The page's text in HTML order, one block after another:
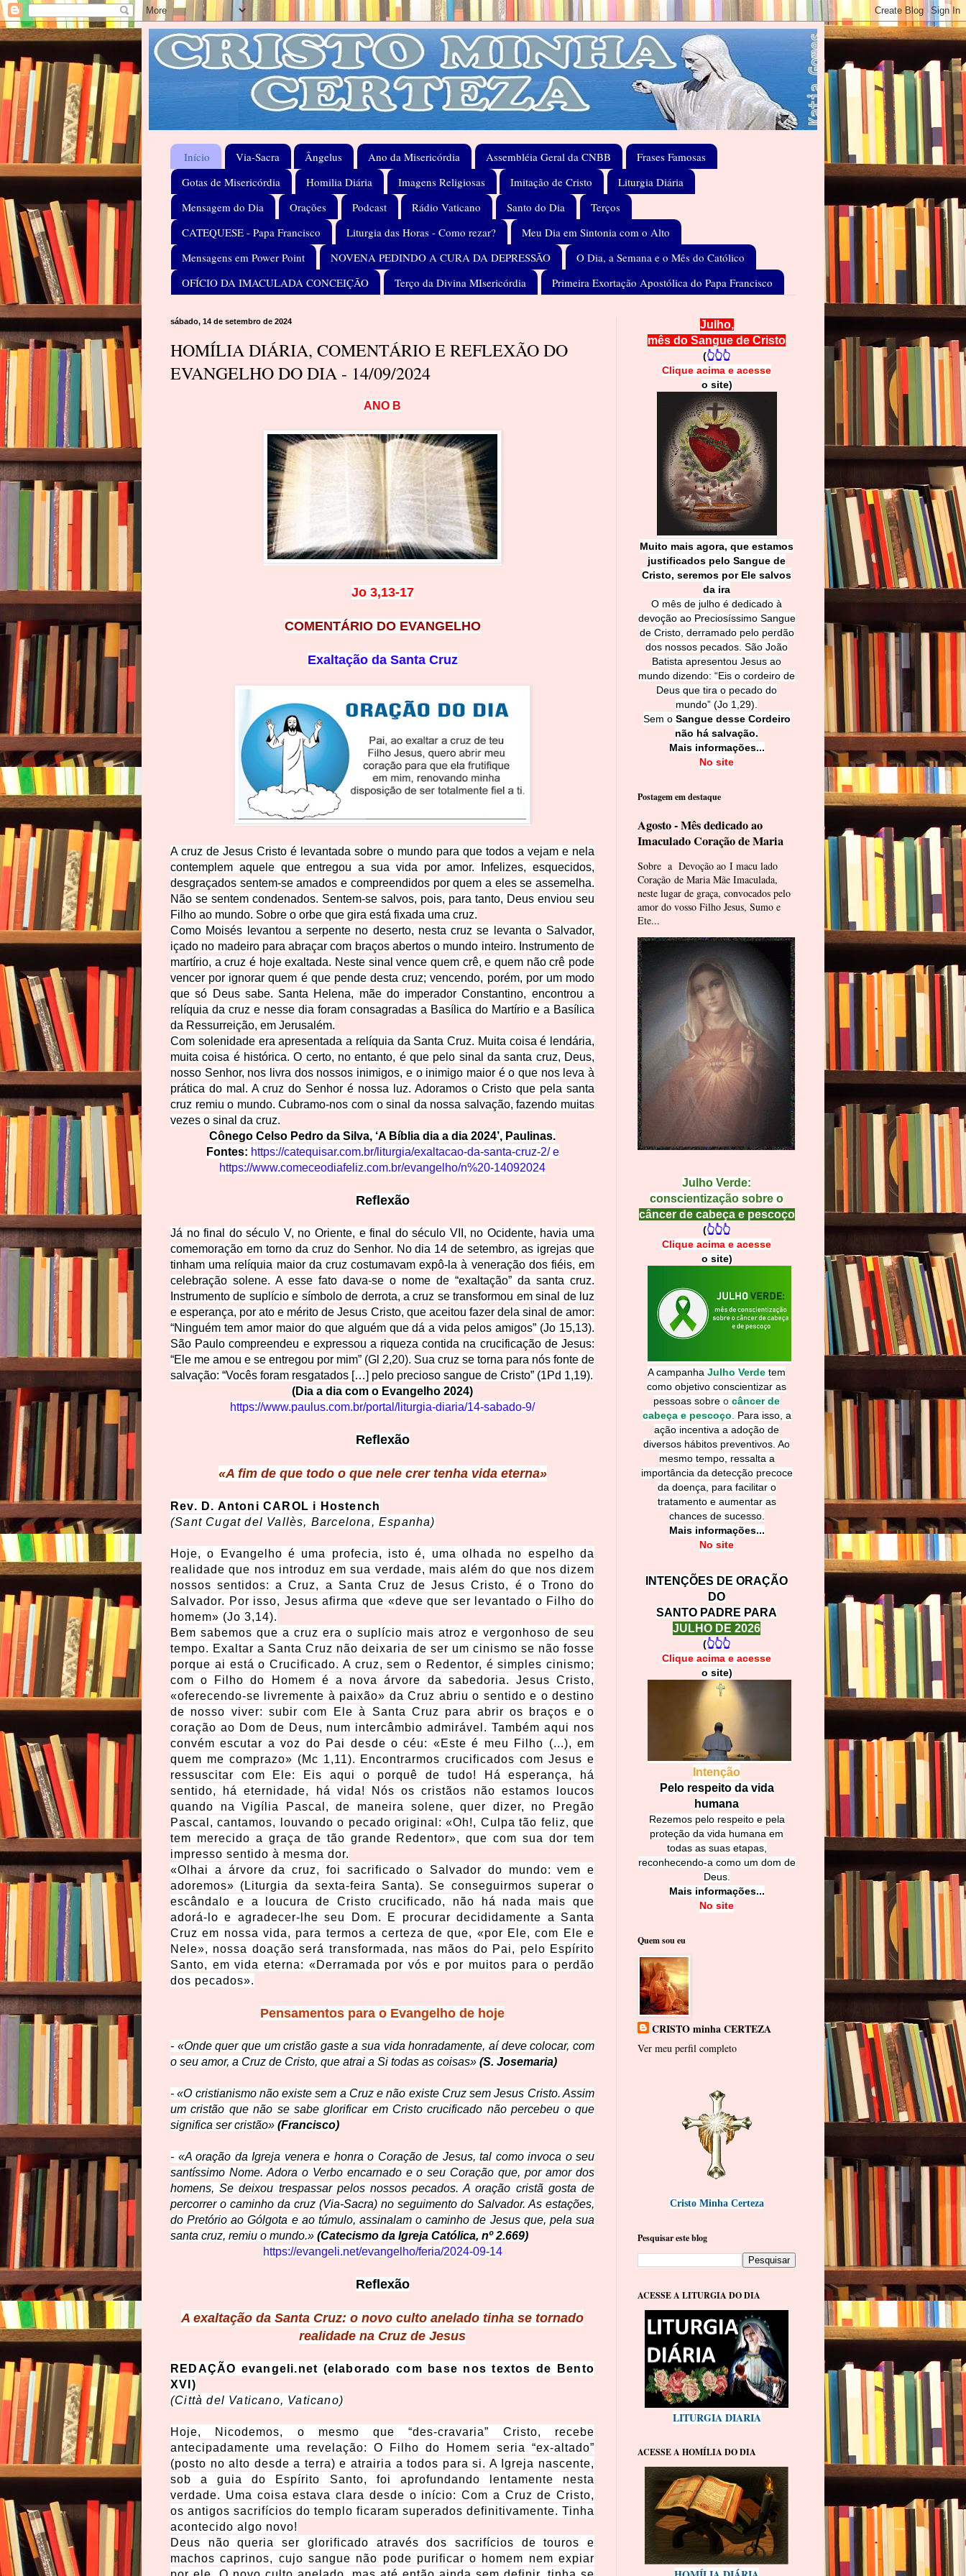
Início Via-Sacra Ângelus Ano da Misericórdia Assembléia Geral da CNBB
Frases Famosas
Gotas de Misericórdia
Homilia Diária Imagens Religiosas Imitação de Cristo
Liturgia Diária
Mensagem do Dia
Orações Podcast Rádio Vaticano Santo do Dia
Terços
CATEQUESE - Papa Francisco
Liturgia das Horas - Como rezar?
Meu Dia em Sintonia com o Alto
Mensagens em Power Point
NOVENA PEDINDO A CURA DA DEPRESSÃO
O Dia, a Semana e o Mês do Católico
OFÍCIO DA IMACULADA CONCEIÇÃO
Terço da Divina MIsericórdia Primeira Exortação Apostólica do Papa Francisco
sábado, 14 de setembro de 2024
HOMÍLIA DIÁRIA, COMENTÁRIO E REFLEXÃO DO
EVANGELHO DO DIA - 14/09/2024
A NO B
Jo 3,13-17
COMENTÁRIO DO EVANGELHO
Exaltação da Santa Cruz
A cruz de Jesus Cristo é levantada sobre o mundo para que todos a vejam e nela
contemplem aquele que entregou a sua vida por amor. Infelizes, esquecidos,
desgraçados sentem-se amados e compreendidos por quem a eles se assemelha.
Não se sentem condenados. Sentem-se salvos, pois, para tanto, Deus enviou seu
Filho ao mundo. Sobre o orbe que gira está fixada uma cruz.
Como Moisés levantou a serpente no deserto, nesta cruz se levanta o Salvador,
içado no madeiro para abraçar com braços abertos o mundo inteiro. Instrumento de
martírio, a cruz é hoje exaltada. Neste sinal vence quem crê, e quem não crê pode
vencer por ignorar quem é que pende desta cruz; vencendo, porém, por um modo
que só Deus sabe. Santa Helena, mãe do imperador Constantino, encontrou a
relíquia da cruz e nesse dia foram consagradas a Basílica do Martírio e a Basílica
da Ressurreição, em Jerusalém.
Com solenidade era apresentada a relíquia da Santa Cruz. Muita coisa é lendária,
muita coisa é histórica. O certo, no entanto, é que pelo sinal da santa cruz, Deus,
nosso Senhor, nos livra dos nossos inimigos, e o inimigo maior é o que nos leva à
prática do mal. A cruz do Senhor é nossa luz. Adoramos o Cristo que pela santa
cruz remiu o mundo. Cubramo-nos com o sinal da nossa salvação, fazendo muitas
vezes o sinal da cruz.
Cônego Celso Pedro da Silva, ‘A Bíblia dia a dia 2024’, Paulinas.
Fontes: https://catequisar.com.br/liturgia/exaltacao-da-santa-cruz-2/e
https://www.comeceodiafeliz.com.br/evangelho/n%20-14092024
Reflexão
Já no final do século V, no Oriente, e final do século VII, no Ocidente, havia uma
comemoração em torno da cruz do Senhor. No dia 14 de setembro, as igrejas que
tinham uma relíquia maior da cruz costumavam expô-la à veneração dos fiéis, em
celebração solene. A esse fato dava-se o nome de “exaltação” da santa cruz.
Instrumento de suplício e símbolo de derrota, a cruz se transformou em sinal de luz
e esperança, por ato e mérito de Jesus Cristo, que aceitou fazer dela sinal de amor:
“Ninguém tem amor maior do que alguém que dá a vida pelos amigos” (Jo 15,13).
São Paulo compreendeu e expressou a riqueza contida na crucificação de Jesus:
“Ele me amou e se entregou por mim” (Gl 2,20). Sua cruz se torna para nós fonte de
salvação: “Vocês foram resgatados […] pelo precioso sangue de Cristo” (1Pd 1,19).
(Dia a dia com o Evangelho 2024)
https://www.paulus.com.br/portal/liturgia-diaria/14-sabado-9/
Reflexão
«A fim de que todo o que nele crer tenha vida eterna»
Rev. D. Antoni CAROL i Hostench
(Sant Cugat del Vallès, Barcelona, Espanha)
Hoje, o Evangelho é uma profecia, isto é, uma olhada no espelho da
realidade que nos introduz em sua verdade, mais além do que nos dizem
nossos sentidos: a Cruz, a Santa Cruz de Jesus Cristo, é o Trono do
Salvador. Por isso, Jesus afirma que «deve que ser levantado o Filho do
homem» (Jo 3,14).
Bem sabemos que a cruz era o suplício mais atroz e vergonhoso de seu
tempo. Exaltar a Santa Cruz não deixaria de ser um cinismo se não fosse
porque ai está o Crucificado. A cruz, sem o Redentor, é simples cinismo;
com o Filho do Homem é a nova árvore da sabedoria. Jesus Cristo,
«oferecendo-se livremente à paixão» da Cruz abriu o sentido e o destino
de nosso viver: subir com Ele à Santa Cruz para abrir os braços e o
coração ao Dom de Deus, num intercâmbio admirável. Também aqui nos
convém escutar a voz do Pai desde o céu: «Este é meu Filho (...), em
quem me comprazo» (Mc 1,11). Encontrarmos crucificados com Jesus e
ressuscitar com Ele: Eis aqui o porquê de tudo! Há esperança, há
sentido, há eternidade, há vida! Nós os cristãos não estamos loucos
quando na Vigília Pascal, de maneira solene, quer dizer, no Pregão
Pascal, cantamos, louvando o pecado original: «Oh!, Culpa tão feliz, que
tem merecido a graça de tão grande Redentor», que com sua dor tem
impresso sentido à mesma dor.
«Olhai a árvore da cruz, foi sacrificado o Salvador do mundo: vem e
adoremos» (Liturgia da sexta-feira Santa). Se conseguirmos superar o
escândalo e a loucura de Cristo crucificado, não há nada mais que
adorá-lo e agradecer-lhe seu Dom. E procurar decididamente a Santa
Cruz em nossa vida, para termos a certeza de que, «por Ele, com Ele e
Nele», nossa doação será transformada, nas mãos do Pai, pelo Espírito
Santo, em vida eterna: «Derramada por vós e por muitos para o perdão
dos pecados».
Pensamentos para o Evangelho de hoje
- «Onde quer que um cristão gaste a sua vida honradamente, aí deve colocar, com
o seu amor, a Cruz de Cristo, que atrai a Si todas as coisas» (S. Josemaria)
- «O cristianismo não existe sem a Cruz e não existe Cruz sem Jesus Cristo. Assim
um cristão que não se sabe glorificar em Cristo crucificado não percebeu o que
significa ser cristão» (Francisco)
- «A oração da Igreja venera e honra o Coração de Jesus, tal como invoca o seu
santíssimo Nome. Adora o Verbo encarnado e o seu Coração que, por amor dos
homens, Se deixou trespassar pelos nossos pecados. A oração cristã gosta de
percorrer o caminho da cruz (Via-Sacra) no seguimento do Salvador. As estações,
do Pretório ao Gólgota e ao túmulo, assinalam o caminho de Jesus que, pela sua
santa cruz, remiu o mundo.» (Catecismo da Igreja Católica, nº 2.669)
https://evangeli.net/evangelho/feria/2024-09-14
Reflexão
A exaltação da Santa Cruz: o novo culto anelado tinha se tornado
realidade na Cruz de Jesus
REDAÇÃO evangeli.net (elaborado com base nos textos de Bento
XVI)
(Città del Vaticano, Vaticano)
Hoje, Nicodemos, o mesmo que “des-cravaria” Cristo, recebe
antecipadamente uma revelação: O Filho do Homem seria “ex-altado”
(posto no alto desde a terra) e atrairia a todos para si. A Igreja nascente,
sob a guia do Espírito Santo, foi aprofundando lentamente nesta
verdade. Uma coisa estava clara desde o início: Com a Cruz de Cristo,
os antigos sacrifícios do templo ficaram superados definitivamente. Tinha
acontecido algo novo!
Deus não queria ser glorificado através dos sacrifícios de touros e
machos caprinos, cujo sangue não pode purificar o homem nem expiar
Julho,
mês do Sangue de Cristo
(👆👆👆
Clique acima e acesse
o site)
Muito mais agora, que estamos
justificados pelo Sangue de
Cristo, seremos por Ele salvos
da ira
O mês de julho é dedicado à
devoção ao Preciosíssimo Sangue
de Cristo, derramado pelo perdão
dos nossos pecados. São João
Batista apresentou Jesus ao
mundo dizendo: “Eis o cordeiro de
Deus que tira o pecado do
mundo” (Jo 1,29).
Sem o Sangue desse Cordeiro
não há salvação.
Mais informações...
No site
Postagem em destaque
Agosto - Mês dedicado ao
Imaculado Coração de Maria
Sobre a Devoção ao I macu lado
Coração de Maria Mãe Imaculada,
neste lugar de graça, convocados pelo
amor do vosso Filho Jesus, Sumo e
Ete...
Julho Verde:
conscientização sobre o
câncer de cabeça e pescoço
(👆👆👆
Clique acima e acesse
o site)
A campanha Julho Verde tem
como objetivo conscientizar as
pessoas sobre o câncer de
cabeça e pescoço
Para isso, a
ação incentiva a adoção de
diversos hábitos preventivos. Ao
mesmo tempo, ressalta a
importância da detecção precoce
da doença, para facilitar o
tratamento e aumentar as
chances de sucesso.
Mais informações...
No site
INTENÇÕES DE ORAÇÃO
DO
SANTO PADRE PARA
JULHO DE 2026
(👆👆👆
Clique acima e acesse
o site)
Intenção
Pelo respeito da vida
humana
Rezemos pelo respeito e pela
proteção da vida humana em
todas as suas etapas,
reconhecendo-a como um dom de
Deus.
Mais informações...
No site
Quem sou eu
CRISTO minha CERTEZA
Ver meu perfil completo
Cristo Minha Certeza
Pesquisar este blog
ACESSE A LITURGIA DO DIA
LITURGIA DIARIA
ACESSE A HOMÍLIA DO DIA